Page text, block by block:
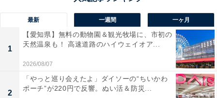
最新 一週間 一ヶ月
1
【愛知県】無料の動物園＆観光牧場に、市初の
天然温泉も！ 高速道路のハイウェイオア...
2026/08/07
2
「やっと巡り会えたよ」ダイソーの“ちいかわ
ポーチ”が220円で反響。ぬい活＆防災...